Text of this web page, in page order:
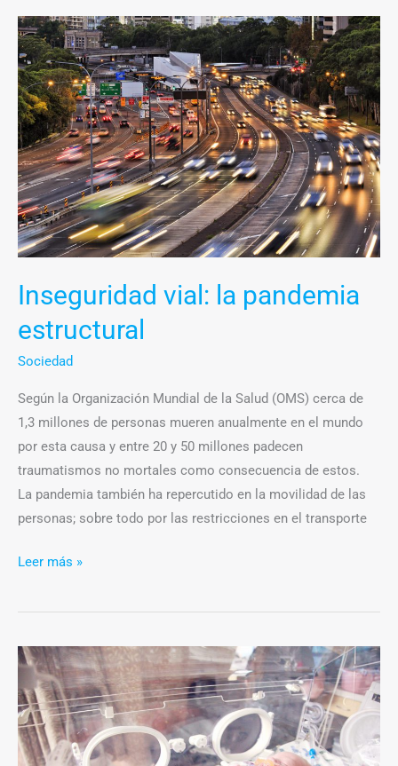
Inseguridad vial: la pandemia
estructural
Sociedad
Según la Organización Mundial de la Salud (OMS) cerca de
1,3 millones de personas mueren anualmente en el mundo
por esta causa y entre 20 y 50 millones padecen
traumatismos no mortales como consecuencia de estos.
La pandemia también ha repercutido en la movilidad de las
personas; sobre todo por las restricciones en el transporte
Inseguridad
vial:
la
pandemia
estructural
Leer más »
COVID-
Por
qué
aumenta